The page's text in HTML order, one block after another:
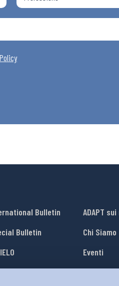
Bulletin
Bulletin
ADAPT
Chi Siamo
Eventi
Lavora